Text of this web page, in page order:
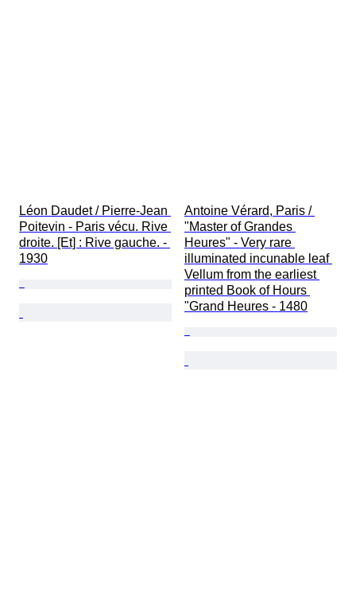
Léon Daudet / Pierre-Jean
Poitevin - Paris vécu. Rive
droite. [Et] : Rive gauche. -
1930
Antoine Vérard, Paris /
"Master of Grandes
Heures" - Very rare
illuminated incunable leaf
Vellum from the earliest
printed Book of Hours
"Grand Heures - 1480